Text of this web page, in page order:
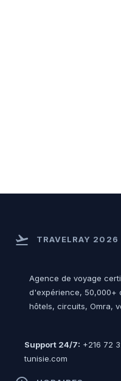
flight_takeoff TRAVELRAY 2026
Agence de voyage
d'expérience, 50,000+
hôtels, circuits, Omra,
Support 24/7: +216 72
tunisie.com